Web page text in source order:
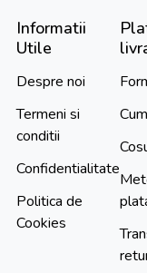
Informatii
Utile
Despre noi
Termeni si
conditii
Confidentialitate
Politica de
Cookies